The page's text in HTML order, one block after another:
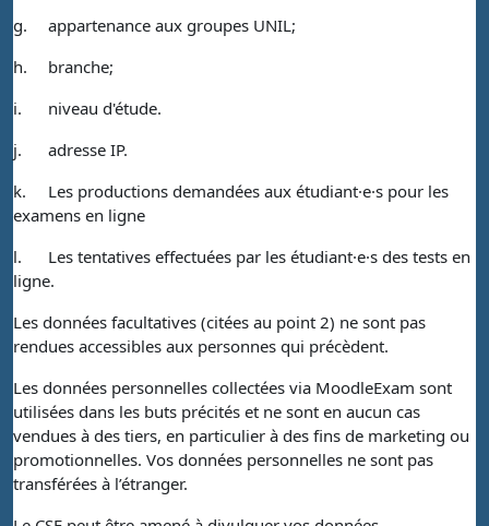
g.
appartenance aux groupes UNIL;
h.
branche;
i.
niveau d'étude.
j.
adresse IP.
k.
Les productions demandées aux étudiant·e·s pour les
examens en ligne
l.
Les tentatives effectuées par les étudiant·e·s des tests en
ligne.
Les données facultatives (citées au point 2) ne sont pas
rendues accessibles aux personnes qui précèdent.
Les données personnelles collectées via MoodleExam sont
utilisées dans les buts précités et ne sont en aucun cas
vendues à des tiers, en particulier à des fins de marketing ou
promotionnelles. Vos données personnelles ne sont pas
transférées à l’étranger.